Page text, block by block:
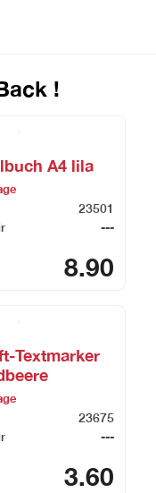
!
A4 lila
23501
---
8.90
Textmarker
23675
---
3.60